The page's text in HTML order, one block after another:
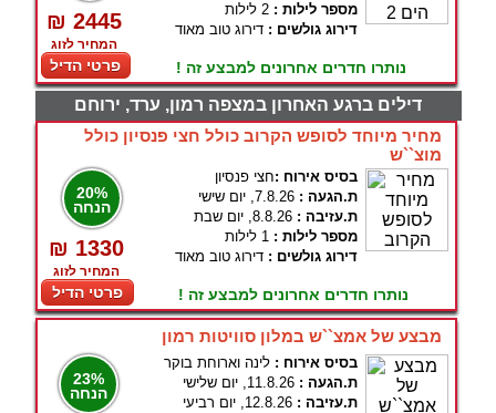
₪ 2445
המחיר לזוג
פרטי הדיל
מספר לילות : 2 לילות
דירוג גולשים : דירוג טוב מאוד
נותרו חדרים אחרונים למבצע זה !
דילים ברגע האחרון במצפה רמון, ערד, ירוחם
מחיר מיוחד לסופש הקרוב כולל חצי פנסיון כולל
מוצ``ש
20%
הנחה
₪ 1330
המחיר לזוג
פרטי הדיל
בסיס אירוח :חצי פנסיון
ת.הגעה : 7.8.26, יום שישי
ת.עזיבה : 8.8.26, יום שבת
מספר לילות : 1 לילות
דירוג גולשים : דירוג טוב מאוד
נותרו חדרים אחרונים למבצע זה !
מבצע של אמצ``ש במלון סוויטות רמון
23%
הנחה
בסיס אירוח : לינה וארוחת בוקר
ת.הגעה : 11.8.26, יום שלישי
ת.עזיבה : 12.8.26, יום רביעי